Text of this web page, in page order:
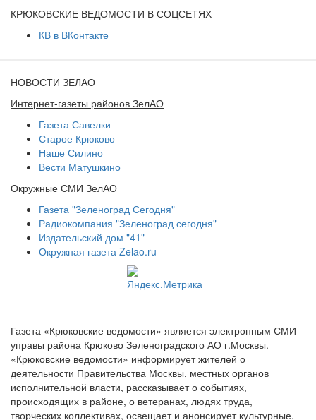
КРЮКОВСКИЕ ВЕДОМОСТИ В СОЦСЕТЯХ
КВ в ВКонтакте
НОВОСТИ ЗЕЛАО
Интернет-газеты районов ЗелАО
Газета Савелки
Старое Крюково
Наше Силино
Вести Матушкино
Окружные СМИ ЗелАО
Газета "Зеленоград Сегодня"
Радиокомпания "Зеленоград сегодня"
Издательский дом "41"
Окружная газета Zelao.ru
Газета «Крюковские ведомости» является электронным СМИ
управы района Крюково Зеленоградского АО г.Москвы.
«Крюковские ведомости» информирует жителей о
деятельности Правительства Москвы, местных органов
исполнительной власти, рассказывает о событиях,
происходящих в районе, о ветеранах, людях труда,
творческих коллективах, освещает и анонсирует культурные,